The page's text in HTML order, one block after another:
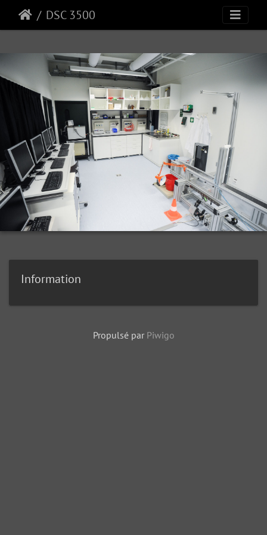
DSC 3500
Information
Propulsé par Piwigo